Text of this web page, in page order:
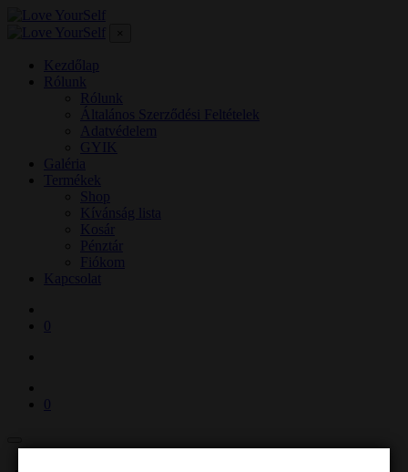
Kezdőlap
Rólunk
Rólunk
Általános Szerződési Feltételek
Adatvédelem
GYIK
Galéria
Termékek
Shop
Kívánság lista
Kosár
Pénztár
Fiókom
Kapcsolat
0
0